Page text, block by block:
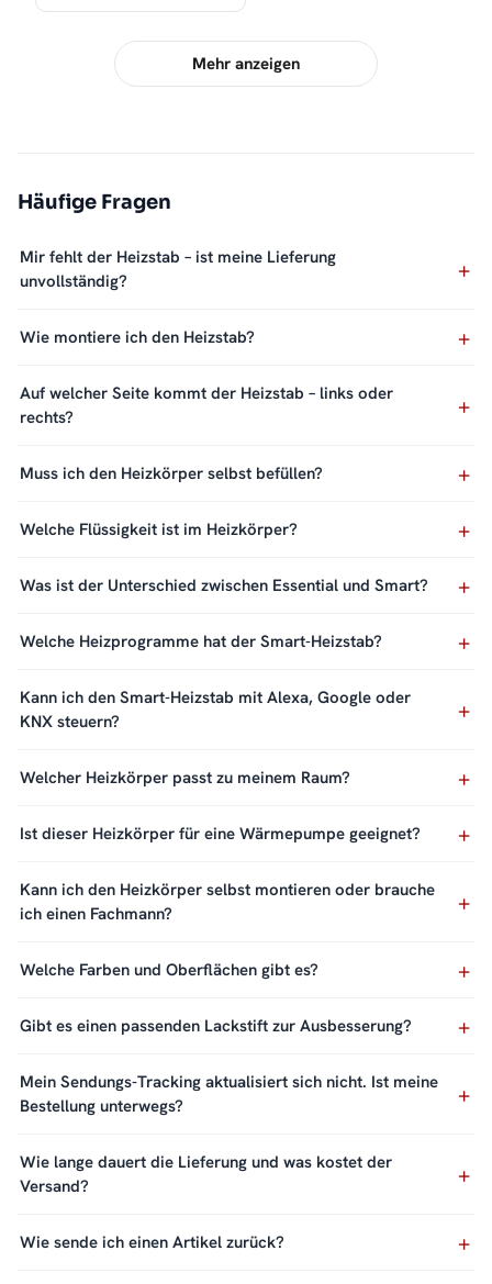
Mehr anzeigen
Häufige Fragen
Mir fehlt der Heizstab – ist meine Lieferung
unvollständig?
Wie montiere ich den Heizstab?
Auf welcher Seite kommt der Heizstab – links oder
rechts?
Muss ich den Heizkörper selbst befüllen?
Welche Flüssigkeit ist im Heizkörper?
Was ist der Unterschied zwischen Essential und Smart?
Welche Heizprogramme hat der Smart-Heizstab?
Kann ich den Smart-Heizstab mit Alexa, Google oder
KNX steuern?
Welcher Heizkörper passt zu meinem Raum?
Ist dieser Heizkörper für eine Wärmepumpe geeignet?
Kann ich den Heizkörper selbst montieren oder brauche
ich einen Fachmann?
Welche Farben und Oberflächen gibt es?
Gibt es einen passenden Lackstift zur Ausbesserung?
Mein Sendungs-Tracking aktualisiert sich nicht. Ist meine
Bestellung unterwegs?
Wie lange dauert die Lieferung und was kostet der
Versand?
Wie sende ich einen Artikel zurück?